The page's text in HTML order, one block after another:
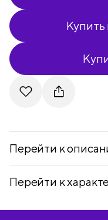
Купить
Перейти к
Перейти к